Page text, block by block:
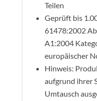
Teilen
Geprüft bis
61478:2002
A1:2004
europäischer
Hinweis:
aufgrund ihrer
Umtausch